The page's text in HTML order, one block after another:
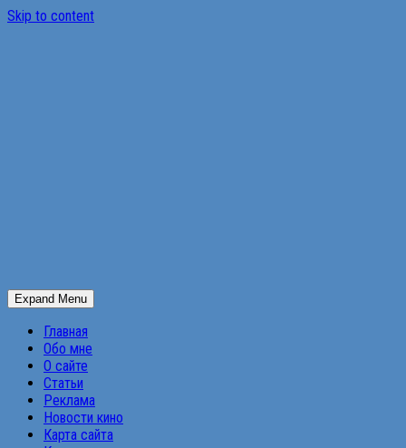
Skip to content
Expand Menu
Главная
Обо мне
О сайте
Статьи
Реклама
Новости кино
Карта сайта